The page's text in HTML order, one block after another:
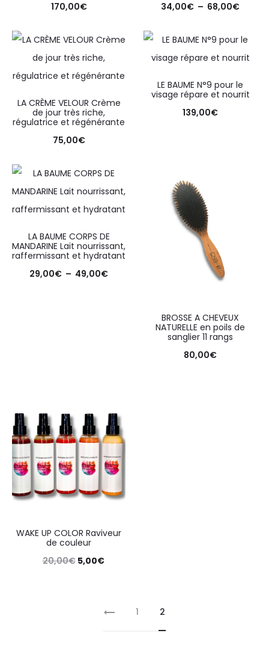
170,00€
34,00€ – 68,00€
LA CRÈME VELOUR Crème
de jour très riche,
régulatrice et régénérante
75,00€
LE BAUME N°9 pour le
visage répare et nourrit
139,00€
LA BAUME CORPS DE
MANDARINE Lait nourrissant,
raffermissant et hydratant
29,00€ – 49,00€
BROSSE A CHEVEUX
NATURELLE en poils de
sanglier 11 rangs
80,00€
WAKE UP COLOR Raviveur
de couleur
20,00€ 5,00€
1 2